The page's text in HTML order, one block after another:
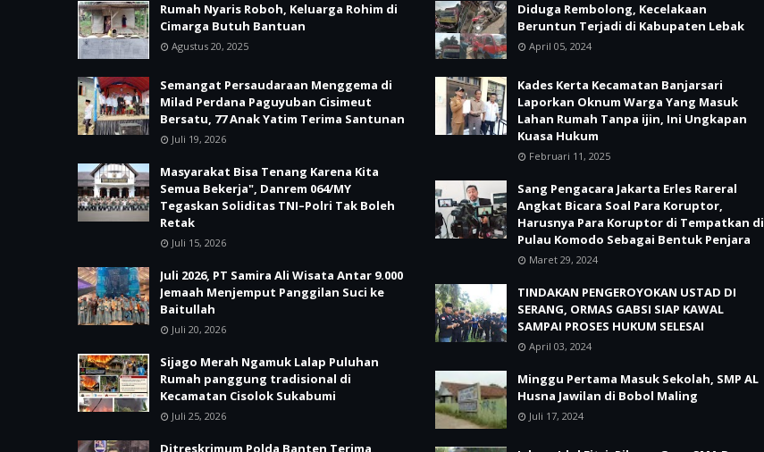
Rumah Nyaris Roboh, Keluarga Rohim di
Cimarga Butuh Bantuan
Agustus 20, 2025
Semangat Persaudaraan Menggema di
Milad Perdana Paguyuban Cisimeut
Bersatu, 77 Anak Yatim Terima Santunan
Juli 19, 2026
Masyarakat Bisa Tenang Karena Kita
Semua Bekerja", Danrem 064/MY
Tegaskan Soliditas TNI–Polri Tak Boleh
Retak
Juli 15, 2026
Juli 2026, PT Samira Ali Wisata Antar 9.000
Jemaah Menjemput Panggilan Suci ke
Baitullah
Juli 20, 2026
Sijago Merah Ngamuk Lalap Puluhan
Rumah panggung tradisional di
Kecamatan Cisolok Sukabumi
Juli 25, 2026
Ditreskrimum Polda Banten Terima
Diduga Rembolong, Kecelakaan
Beruntun Terjadi di Kabupaten Lebak
April 05, 2024
Kades Kerta Kecamatan Banjarsari
Laporkan Oknum Warga Yang Masuk
Lahan Rumah Tanpa ijin, Ini Ungkapan
Kuasa Hukum
Februari 11, 2025
Sang Pengacara Jakarta Erles Rareral
Angkat Bicara Soal Para Koruptor,
Harusnya Para Koruptor di Tempatkan di
Pulau Komodo Sebagai Bentuk Penjara
Maret 29, 2024
TINDAKAN PENGEROYOKAN USTAD DI
SERANG, ORMAS GABSI SIAP KAWAL
SAMPAI PROSES HUKUM SELESAI
April 03, 2024
Minggu Pertama Masuk Sekolah, SMP AL
Husna Jawilan di Bobol Maling
Juli 17, 2024